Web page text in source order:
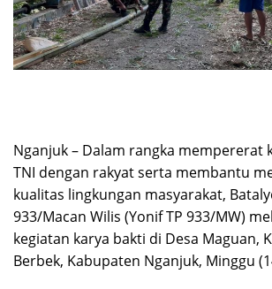
Nganjuk – Dalam rangka mempererat
TNI dengan rakyat serta membantu
kualitas lingkungan masyarakat,
933/Macan Wilis (Yonif TP 933/MW)
kegiatan karya bakti di Desa Maguan,
Berbek, Kabupaten Nganjuk, Minggu